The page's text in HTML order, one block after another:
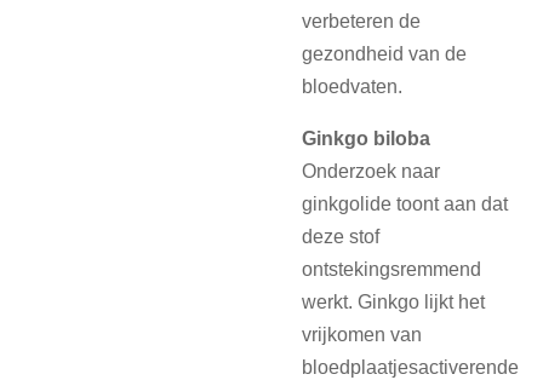
verbeteren de
gezondheid van de
bloedvaten.
Ginkgo biloba
Onderzoek naar
ginkgolide toont aan dat
deze stof
ontstekingsremmend
werkt. Ginkgo lijkt het
vrijkomen van
bloedplaatjesactiverende